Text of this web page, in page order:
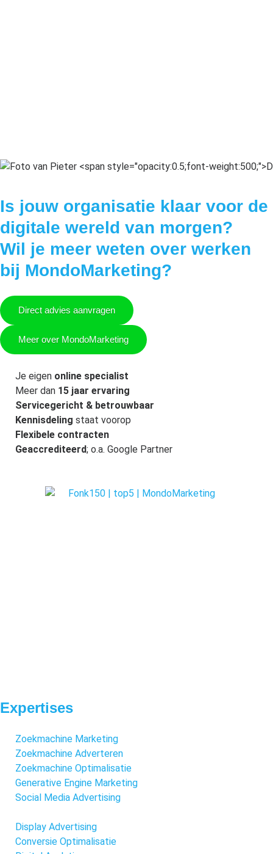
Is jouw organisatie klaar voor de
digitale wereld van morgen?
Wil je meer weten over werken
bij MondoMarketing?
Direct advies aanvragen
Meer over MondoMarketing
Je eigen online specialist
Meer dan 15 jaar ervaring
Servicegericht & betrouwbaar
Kennisdeling staat voorop
Flexibele contracten
Geaccrediteerd; o.a. Google Partner
Expertises
Zoekmachine Marketing
Zoekmachine Adverteren
Zoekmachine Optimalisatie
Generative Engine Marketing
Social Media Advertising
Display Advertising
Conversie Optimalisatie